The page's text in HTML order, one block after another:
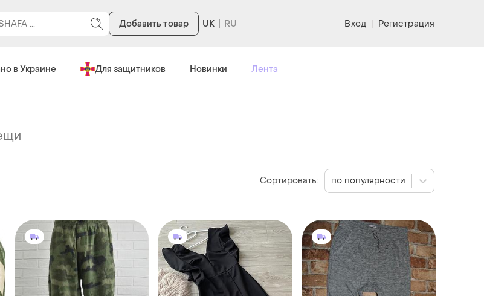
Добавить товар UK Вход | Регистрация
в Украине Для защитников Новинки Лента
Сортировать: по популярности